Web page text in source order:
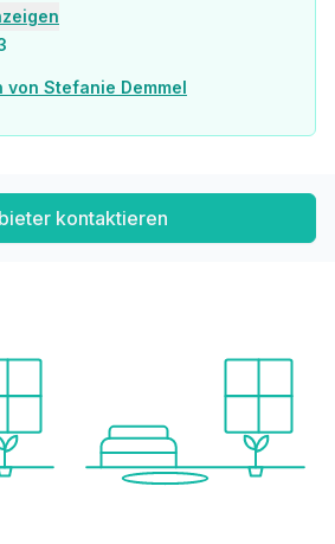
von Stefanie Demmel
kontaktieren